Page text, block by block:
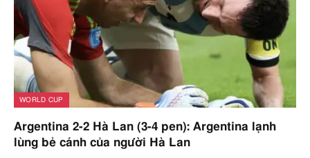
WORLD CUP
Argentina 2-2 Hà Lan (3-4 pen): Argentina lạnh
lùng bẻ cánh của người Hà Lan